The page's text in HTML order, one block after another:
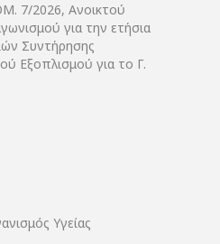
7/2026, Ανοικτού
για την ετήσια
Συντήρησης
Εξοπλισμού για το Γ.
Υγείας